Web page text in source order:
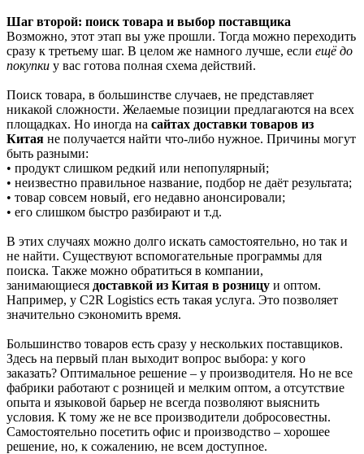
Шаг второй: поиск товара и выбор поставщика
Возможно, этот этап вы уже прошли. Тогда можно переходить
сразу к третьему шаг. В целом же намного лучше, если ещё до
покупки у вас готова полная схема действий.
Поиск товара, в большинстве случаев, не представляет
никакой сложности. Желаемые позиции предлагаются на всех
площадках. Но иногда на сайтах доставки товаров из
Китая не получается найти что-либо нужное. Причины могут
быть разными:
• продукт слишком редкий или непопулярный;
• неизвестно правильное название, подбор не даёт результата;
• товар совсем новый, его недавно анонсировали;
• его слишком быстро разбирают и т.д.
В этих случаях можно долго искать самостоятельно, но так и
не найти. Существуют вспомогательные программы для
поиска. Также можно обратиться в компании,
занимающиеся доставкой из Китая в розницу и оптом.
Например, у C2R Logistics есть такая услуга. Это позволяет
значительно сэкономить время.
Большинство товаров есть сразу у нескольких поставщиков.
Здесь на первый план выходит вопрос выбора: у кого
заказать? Оптимальное решение – у производителя. Но не все
фабрики работают с розницей и мелким оптом, а отсутствие
опыта и языковой барьер не всегда позволяют выяснить
условия. К тому же не все производители добросовестны.
Самостоятельно посетить офис и производство – хорошее
решение, но, к сожалению, не всем доступное.